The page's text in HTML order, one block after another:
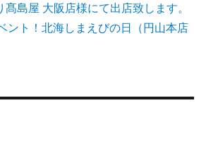
島屋 大阪店様にて出店致します。
ント！北海しまえびの日（円山本店